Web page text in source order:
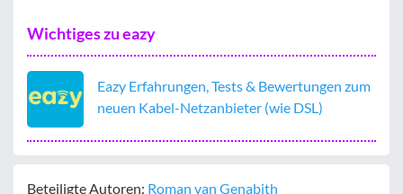
Wichtiges zu eazy
Eazy Erfahrungen, Tests & Bewertungen zum
neuen Kabel-Netzanbieter (wie DSL)
Beteiligte Autoren: Roman van Genabith